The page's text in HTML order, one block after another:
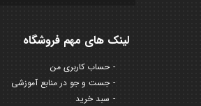
لینک های مهم فروشگاه
حساب کاربری من
جست و جو در منابع آموزشی
سبد خرید